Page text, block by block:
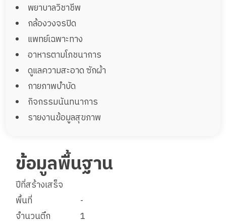
พยาบาลวิชาชีพ
กล้องวงจรปิด
แพทย์เฉพาะทาง
อาหารตามโภชนาการ
ดูแลความสะอาด ซักผ้า
กายภาพบำบัด
กิจกรรมนันทนาการ
รายงานข้อมูลสุขภาพ
ข้อมูลพื้นฐาน
ปีที่สร้างเสร็จ
พื้นที่
-
จำนวนตึก
1